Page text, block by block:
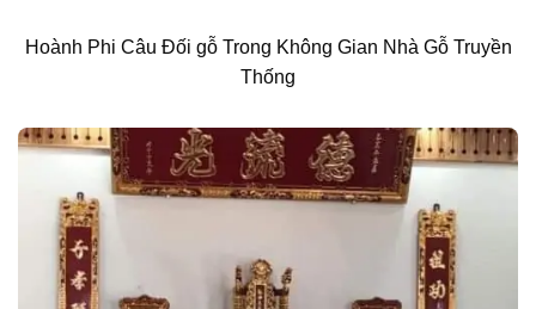
Hoành Phi Câu Đối gỗ Trong Không Gian Nhà Gỗ Truyền
Thống